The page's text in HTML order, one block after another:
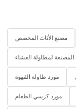
مصنع الأثاث المخصص
لمطاولة العشاء
مورد طاولة القهوة
مورد كرسي الطعام